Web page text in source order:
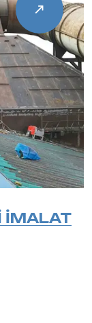
İMALAT